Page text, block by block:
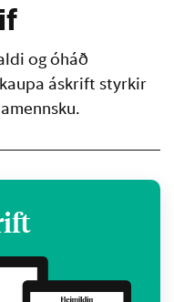
og óháð
áskrift styrkir